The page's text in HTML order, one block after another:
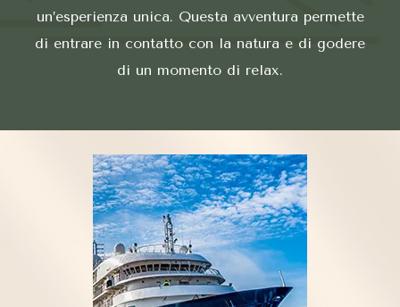
un’esperienza unica. Questa avventura permette
di entrare in contatto con la natura e di godere
di un momento di relax.